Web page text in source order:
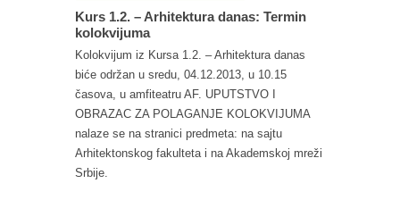
Kurs 1.2. – Arhitektura danas: Termin
kolokvijuma
Kolokvijum iz Kursa 1.2. – Arhitektura danas
biće održan u sredu, 04.12.2013, u 10.15
časova, u amfiteatru AF. UPUTSTVO I
OBRAZAC ZA POLAGANJE KOLOKVIJUMA
nalaze se na stranici predmeta: na sajtu
Arhitektonskog fakulteta i na Akademskoj mreži
Srbije.